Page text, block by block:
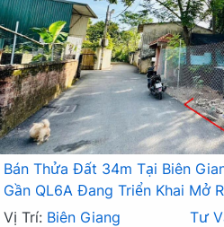
Bán Thửa Đất 34m Tại Biên
Gần QL6A Đang Triển Khai Mở
Vị Trí: Biên Giang Tư